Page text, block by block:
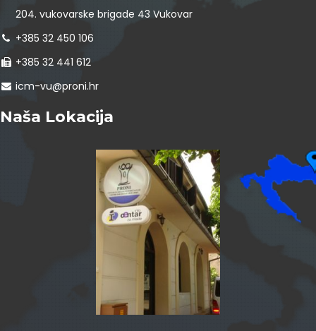
204. vukovarske brigade 43 Vukovar
+385 32 450 106
+385 32 441 612
icm-vu@proni.hr
Naša Lokacija